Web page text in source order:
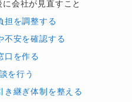
会社が見直すこと
担を調整する
不安を確認する
口を作る
を行う
き継ぎ体制を整える